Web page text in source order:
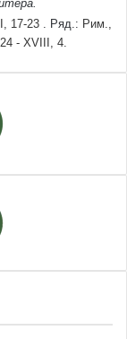
17-23 . Ряд.: Рим.,
- XVIII, 4.